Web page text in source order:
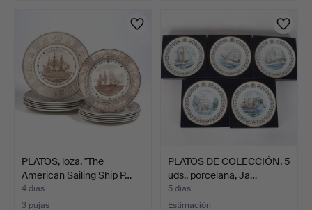
PLATOS, loza, "The
American Sailing Ship P…
4 días
3 pujas
PLATOS DE COLECCIÓN, 5
uds., porcelana, Ja…
5 días
Estimación